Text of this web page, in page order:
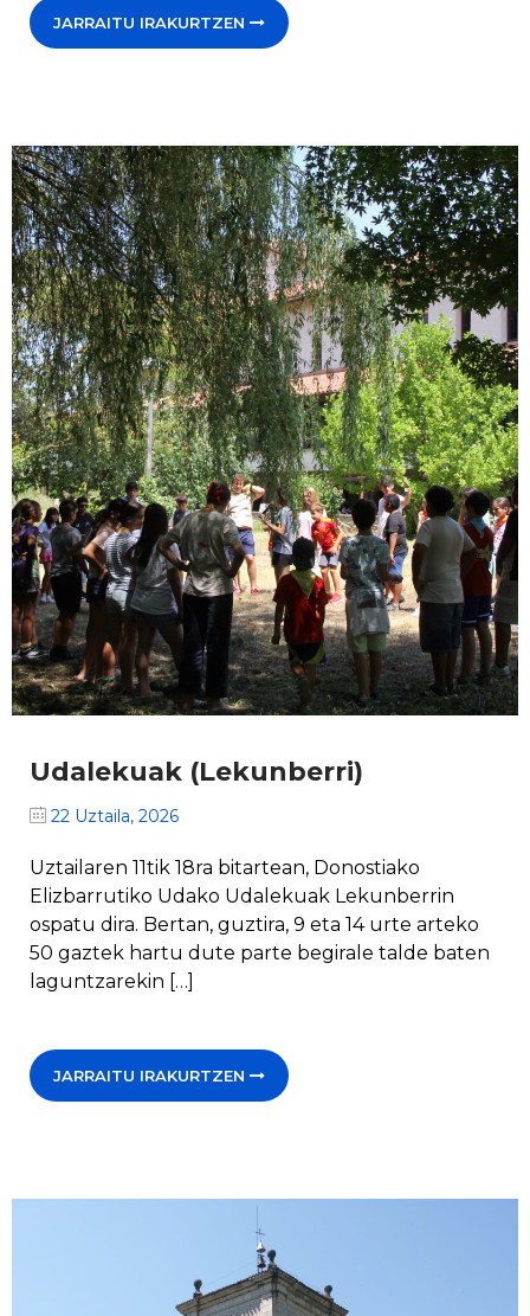
JARRAITU IRAKURTZEN
Udalekuak (Lekunberri)
22 Uztaila, 2026
Uztailaren 11tik 18ra bitartean, Donostiako
Elizbarrutiko Udako Udalekuak Lekunberrin
ospatu dira. Bertan, guztira, 9 eta 14 urte arteko
50 gaztek hartu dute parte begirale talde baten
laguntzarekin […]
JARRAITU IRAKURTZEN